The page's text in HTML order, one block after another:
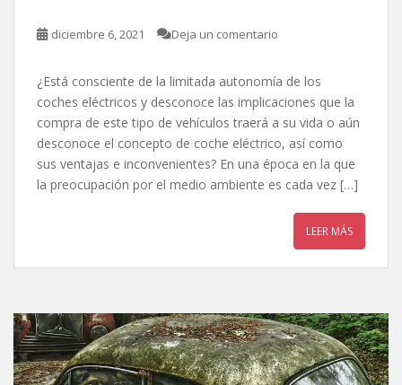
diciembre 6, 2021 Deja un comentario
¿Está consciente de la limitada autonomía de los
coches eléctricos y desconoce las implicaciones que la
compra de este tipo de vehículos traerá a su vida o aún
desconoce el concepto de coche eléctrico, así como
sus ventajas e inconvenientes? En una época en la que
la preocupación por el medio ambiente es cada vez […]
LEER MÁS